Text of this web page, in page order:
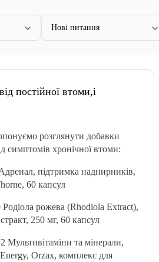
Нові питання
постійної втоми,і
розглянути добавки
симптомів хронічної втоми:
підтримка наднирників,
60 капсул
рожева (Rhodiola Extract),
250 мг, 60 капсул
Мультивітаміни та мінерали,
Orzax, комплекс для